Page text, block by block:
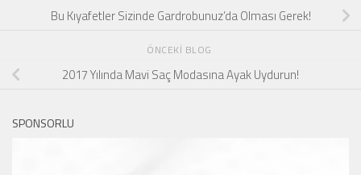
Bu Kıyafetler Sizinde Gardrobunuz’da Olması Gerek!
ÖNCEKI BLOG
2017 Yılında Mavi Saç Modasına Ayak Uydurun!
SPONSORLU